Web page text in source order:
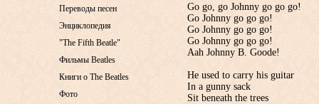
Go go, go Johnny go go go!
Go Johnny go go go!
Go Johnny go go go!
Go Johnny go go go!
Aah Johnny B. Goode!
He used to carry his guitar
In a gunny sack
Sit beneath the trees
Переводы песен
Энциклопедия
"The Fifth Beatle"
Фильмы Beatles
Книги о The Beatles
Фото